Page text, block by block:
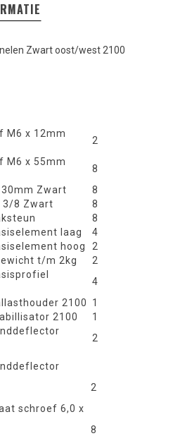
Zwart oost/west 2100
M6 x 12mm
2
M6 x 55mm
8
Zwart
8
3/8 Zwart
8
8
laag
4
hoog
2
t/m 2kg
2
4
2100
1
2100
1
2
2
schroef 6,0 x
8